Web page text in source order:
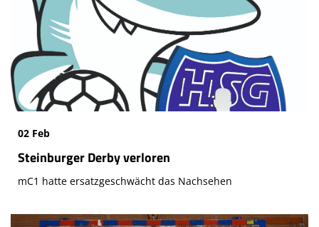
02 Feb
Steinburger Derby verloren
mC1 hatte ersatzgeschwächt das Nachsehen